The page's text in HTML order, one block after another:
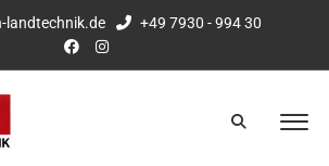
landtechnik.de +49 7930 - 994 30